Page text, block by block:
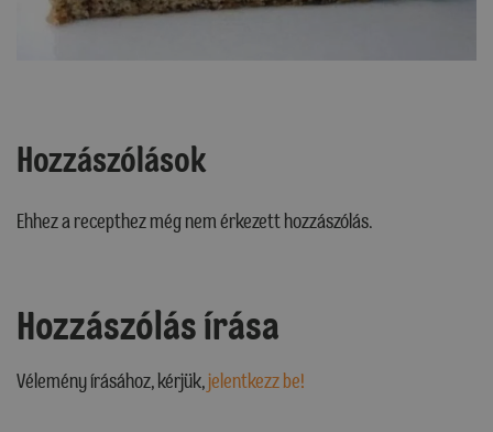
Hozzászólások
Ehhez a recepthez még nem érkezett hozzászólás.
Hozzászólás írása
Vélemény írásához, kérjük,jelentkezz be!